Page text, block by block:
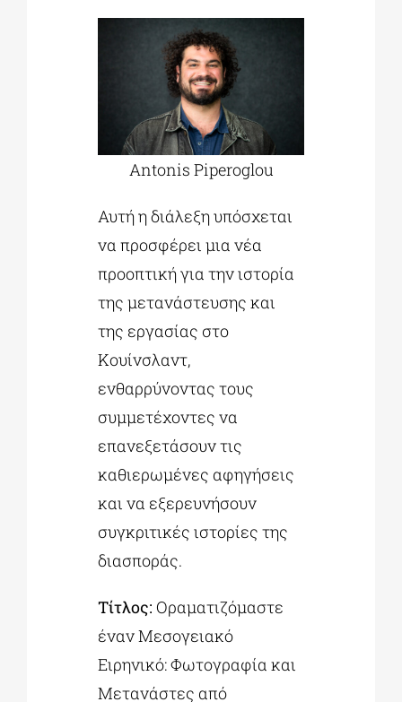
Antonis Piperoglou
Αυτή η διάλεξη υπόσχεται
να προσφέρει μια νέα
προοπτική για την ιστορία
της μετανάστευσης και
της εργασίας στο
Κουίνσλαντ,
ενθαρρύνοντας τους
συμμετέχοντες να
επανεξετάσουν τις
καθιερωμένες αφηγήσεις
και να εξερευνήσουν
συγκριτικές ιστορίες της
διασποράς.
Τίτλος: Οραματιζόμαστε
έναν Μεσογειακό
Ειρηνικό: Φωτογραφία και
Μετανάστες από